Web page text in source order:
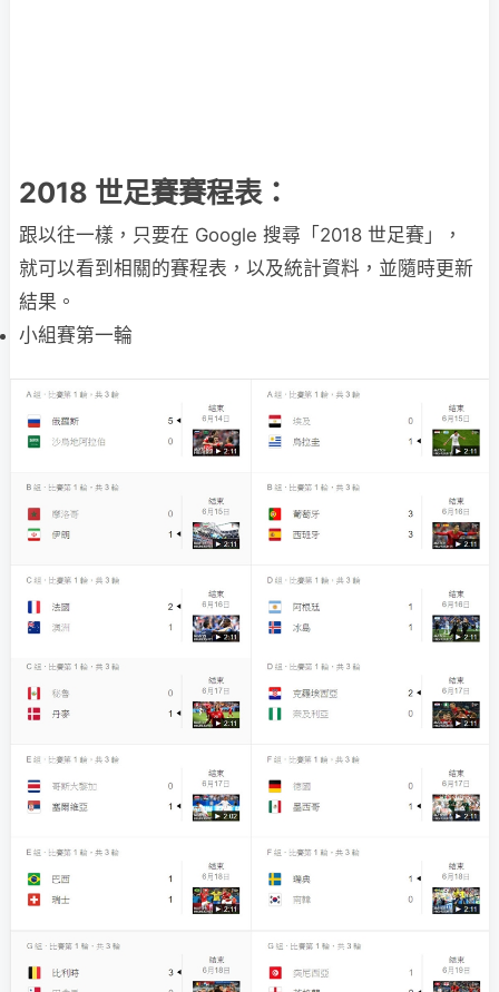
2018 世足賽賽程表：
跟以往一樣，只要在 Google 搜尋「2018 世足賽」，
就可以看到相關的賽程表，以及統計資料，並隨時更新
結果。
小組賽第一輪